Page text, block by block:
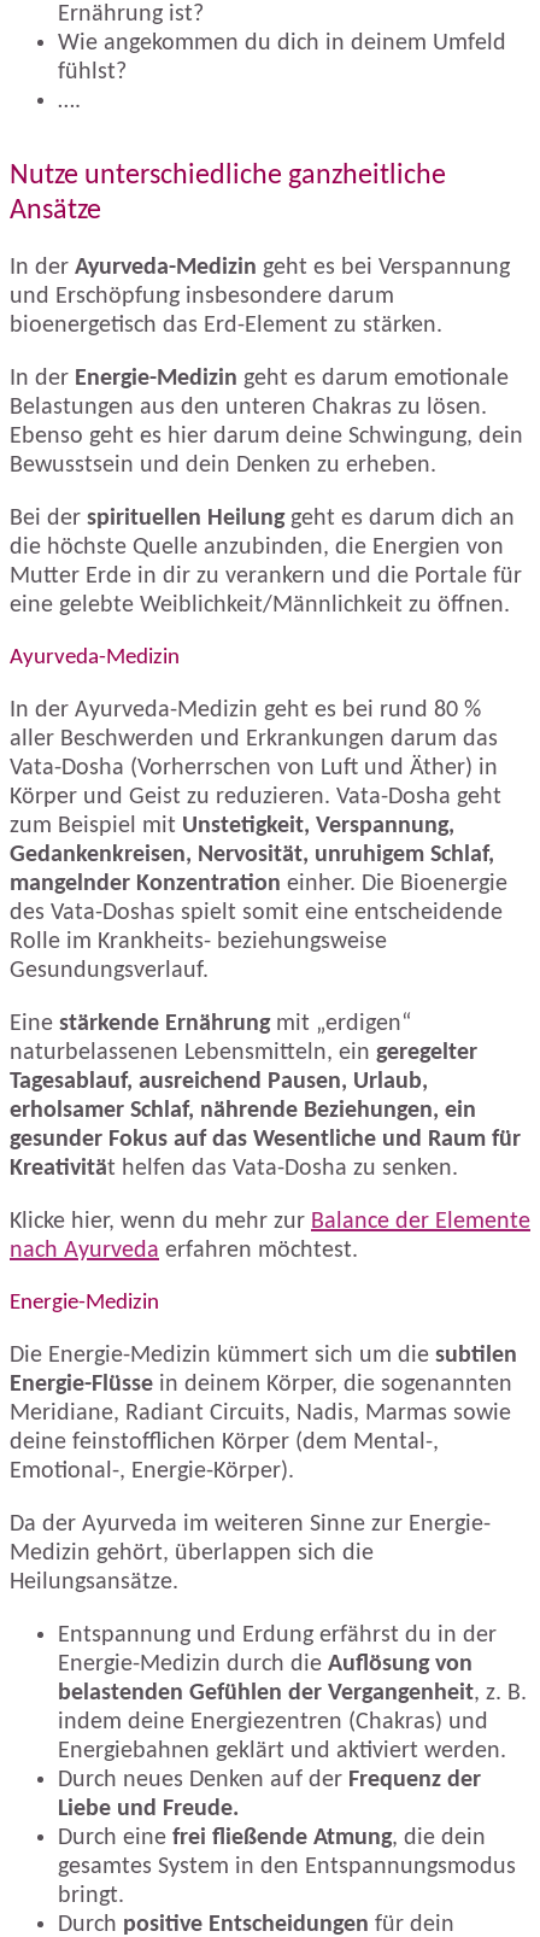
Ernährung ist?
Wie angekommen du dich in deinem Umfeld
fühlst?
….
Nutze unterschiedliche ganzheitliche
Ansätze
In der Ayurveda-Medizin geht es bei Verspannung
und Erschöpfung insbesondere darum
bioenergetisch das Erd-Element zu stärken.
In der Energie-Medizin geht es darum emotionale
Belastungen aus den unteren Chakras zu lösen.
Ebenso geht es hier darum deine Schwingung, dein
Bewusstsein und dein Denken zu erheben.
Bei der spirituellen Heilunggeht es darum dich an
die höchste Quelle anzubinden, die Energien von
Mutter Erde in dir zu verankern und die Portale für
eine gelebte Weiblichkeit/Männlichkeit zu öffnen.
Ayurveda-Medizin
In der Ayurveda-Medizin geht es bei rund 80 %
aller Beschwerden und Erkrankungen darum das
Vata-Dosha (Vorherrschen von Luft und Äther) in
Körper und Geist zu reduzieren. Vata-Dosha geht
zum Beispiel mit Unstetigkeit, Verspannung,
Gedankenkreisen, Nervosität, unruhigem Schlaf,
mangelnder Konzentration einher. Die Bioenergie
des Vata-Doshas spielt somit eine entscheidende
Rolle im Krankheits- beziehungsweise
Gesundungsverlauf.
Eine stärkende Ernährungmit „erdigen“
naturbelassenen Lebensmitteln, ein geregelter
Tagesablauf, ausreichend Pausen, Urlaub,
erholsamer Schlaf, nährende Beziehungen, ein
gesunder Fokus auf das Wesentliche und Raum für
Kreativität helfen das Vata-Dosha zu senken.
Klicke hier, wenn du mehr zur Balance der Elemente
nach Ayurveda erfahren möchtest.
Energie-Medizin
Die Energie-Medizin kümmert sich um die subtilen
Energie-Flüsse in deinem Körper, die sogenannten
Meridiane, Radiant Circuits, Nadis, Marmas sowie
deine feinstofflichen Körper (dem Mental-,
Emotional-, Energie-Körper).
Da der Ayurveda im weiteren Sinne zur Energie-
Medizin gehört, überlappen sich die
Heilungsansätze.
Entspannung und Erdung erfährst du in der
Energie-Medizin durch die Auflösung von
belastenden Gefühlen der Vergangenheit, z. B.
indem deine Energiezentren (Chakras) und
Energiebahnen geklärt und aktiviert werden.
Durch neues Denken auf der Frequenz der
Liebe und Freude.
Durch eine frei fließende Atmung, die dein
gesamtes System in den Entspannungsmodus
bringt.
Durch positive Entscheidungen für dein